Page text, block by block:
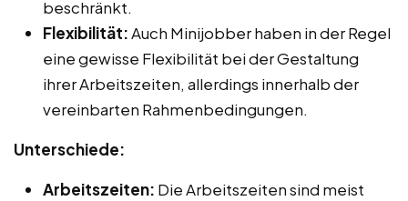
beschränkt.
Flexibilität:Auch Minijobber haben in der Regel
eine gewisse Flexibilität bei der Gestaltung
ihrer Arbeitszeiten, allerdings innerhalb der
vereinbarten Rahmenbedingungen.
Unterschiede:
Arbeitszeiten: Die Arbeitszeiten sind meist